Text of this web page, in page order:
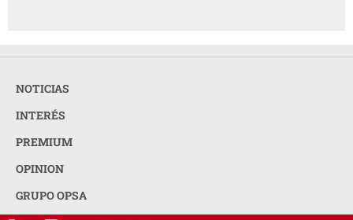
NOTICIAS
INTERÉS
PREMIUM
OPINION
GRUPO OPSA